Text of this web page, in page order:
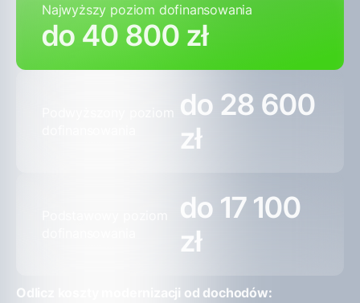
Najwyższy poziom dofinansowania
do 40 800 zł
do 28 600
zł
do 17 100
zł
Odlicz koszty modernizacji od dochodów: